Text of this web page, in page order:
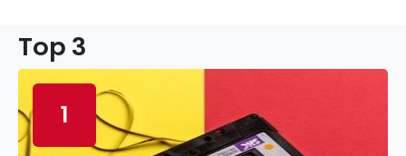
Top 3
1